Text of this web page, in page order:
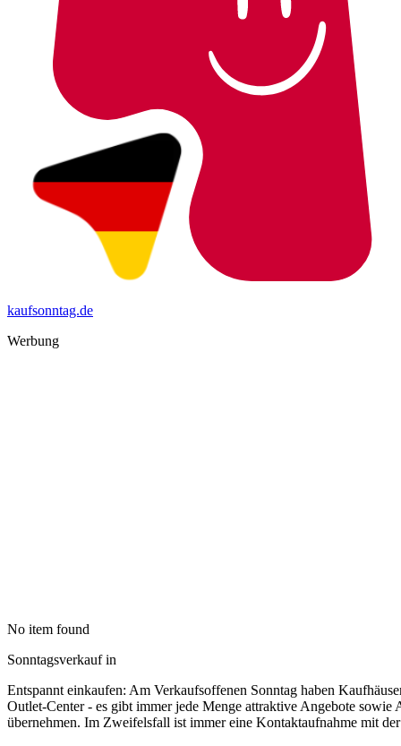
kaufsonntag.de
Werbung
No item found
Sonntagsverkauf in
Entspannt einkaufen: Am Verkaufsoffenen Sonntag haben
Outlet-Center - es gibt immer jede Menge attraktive Angebote
übernehmen. Im Zweifelsfall ist immer eine Kontaktaufnahme mit